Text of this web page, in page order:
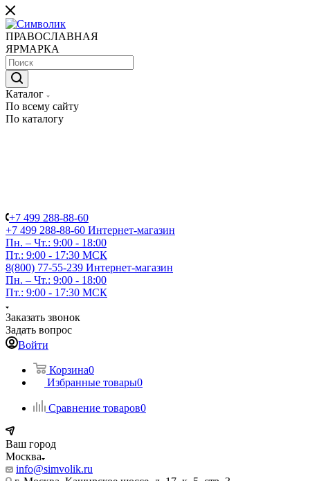
ПРАВОСЛАВНАЯ
ЯРМАРКА
Каталог
По всему сайту
По каталогу
+7 499 288-88-60
+7 499 288-88-60 Интернет-магазин
Пн. – Чт.: 9:00 - 18:00
Пт.: 9:00 - 17:30 МСК
8(800) 77-55-239 Интернет-магазин
Пн. – Чт.: 9:00 - 18:00
Пт.: 9:00 - 17:30 МСК
Заказать звонок
Задать вопрос
Войти
Корзина0
Избранные товары0
Сравнение товаров0
Ваш город
Москва
info@simvolik.ru